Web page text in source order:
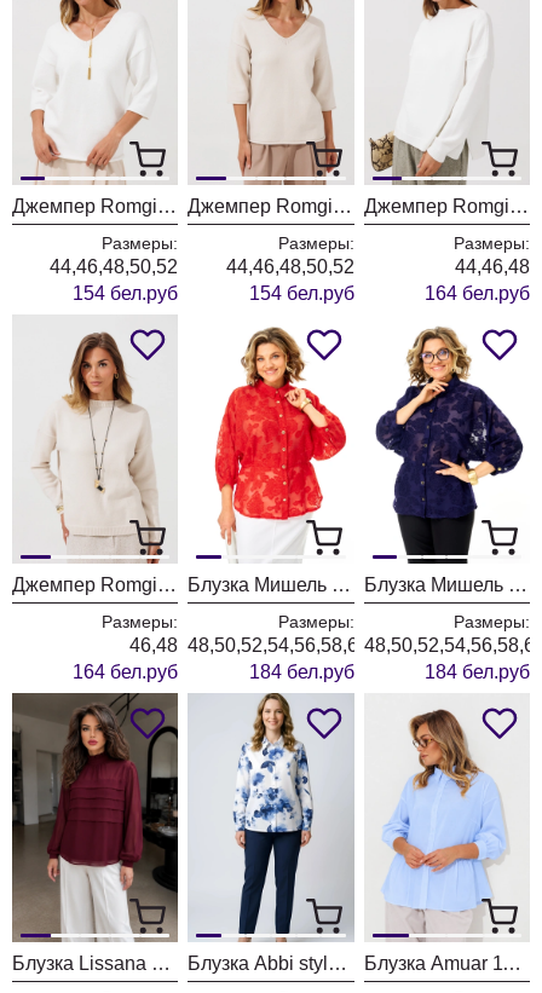
Джемпер Romgil РВ0464-ВИ5 молочный
Размеры:
44,46,48,50,52
154 бел.руб
Джемпер Romgil РВ0464-ВИ5 ванильный
Размеры:
44,46,48,50,52
154 бел.руб
Джемпер Romgil РВ0435-ВИ5 молочный
Размеры:
44,46,48
164 бел.руб
Джемпер Romgil РВ0435-ВИ5 ванильный
Размеры:
46,48
164 бел.руб
Блузка Мишель Шик 802 красный
Размеры:
48,50,52,54,56,58,60,62
184 бел.руб
Блузка Мишель Шик 802 синий
Размеры:
184 бел.руб
Блузка Lissana 5058 бургунди Блузка Abbi style 4075 синяя акварель Блузка Amuar 1134 голубой